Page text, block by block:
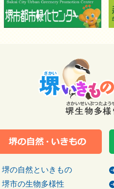
堺の自然といきもの
堺市の生物多様性